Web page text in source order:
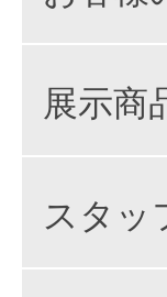
展示商
スタッ